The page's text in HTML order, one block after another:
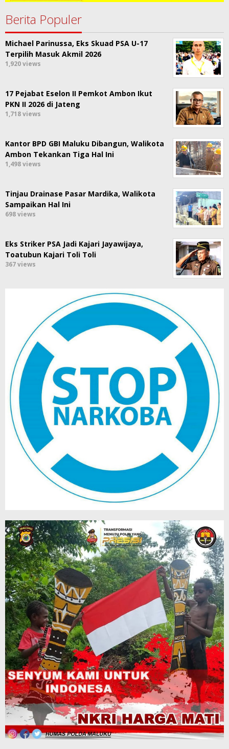
Berita Populer
Michael Parinussa, Eks Skuad PSA U-17
Terpilih Masuk Akmil 2026
1,920 views
17 Pejabat Eselon II Pemkot Ambon Ikut
PKN II 2026 di Jateng
1,718 views
Kantor BPD GBI Maluku Dibangun, Walikota
Ambon Tekankan Tiga Hal Ini
1,498 views
Tinjau Drainase Pasar Mardika, Walikota
Sampaikan Hal Ini
698 views
Eks Striker PSA Jadi Kajari Jayawijaya,
Toatubun Kajari Toli Toli
367 views